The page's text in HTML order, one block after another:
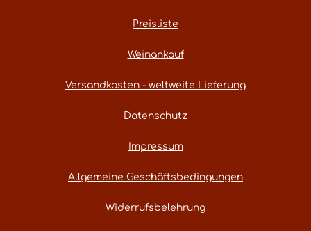
Preisliste
Weinankauf
Versandkosten - weltweite Lieferung
Datenschutz
Impressum
Allgemeine Geschäftsbedingungen
Widerrufsbelehrung